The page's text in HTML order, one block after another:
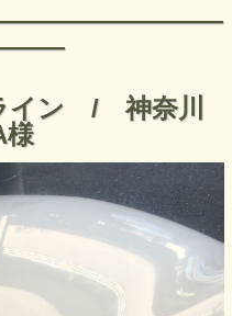
イン / 神奈川